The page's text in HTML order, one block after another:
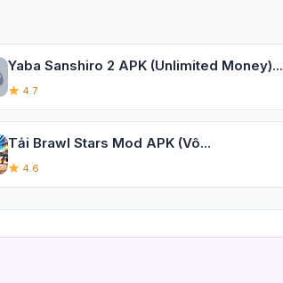
Yaba Sanshiro 2 APK (Unlimited Money)...
4.7
Tải Brawl Stars Mod APK (Vô...
4.6